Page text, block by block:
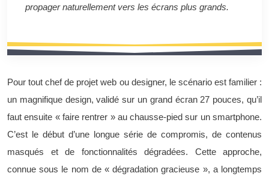
propager naturellement vers les écrans plus grands.
Pour tout chef de projet web ou designer, le scénario est familier :
un magnifique design, validé sur un grand écran 27 pouces, qu’il
faut ensuite « faire rentrer » au chausse-pied sur un smartphone.
C’est le début d’une longue série de compromis, de contenus
masqués et de fonctionnalités dégradées. Cette approche,
connue sous le nom de « dégradation gracieuse », a longtemps